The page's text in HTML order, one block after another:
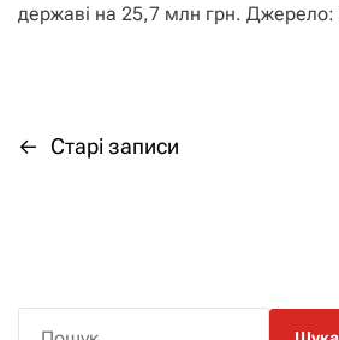
державі на 25,7 млн грн. Джерело:
Н
і
← Старі записи